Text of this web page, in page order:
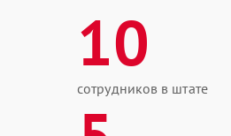
10
сотрудников в штате